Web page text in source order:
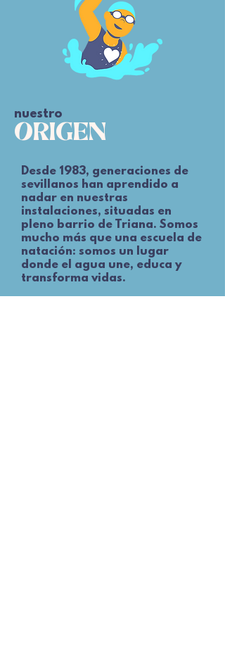
nuestro
ORIGEN
Desde 1983, generaciones de
sevillanos han aprendido a
nadar en nuestras
instalaciones, situadas en
pleno barrio de Triana. Somos
mucho más que una escuela de
natación: somos un lugar
donde el agua une, educa y
transforma vidas.